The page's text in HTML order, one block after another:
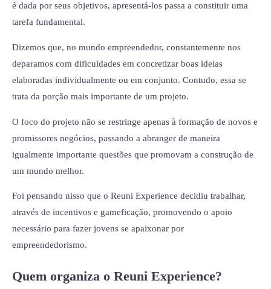
é dada por seus objetivos, apresentá-los passa a constituir uma
tarefa fundamental.
Dizemos que, no mundo empreendedor, constantemente nos
deparamos com dificuldades em concretizar boas ideias
elaboradas individualmente ou em conjunto. Contudo, essa se
trata da porção mais importante de um projeto.
O foco do projeto não se restringe apenas à formação de novos e
promissores negócios, passando a abranger de maneira
igualmente importante questões que promovam a construção de
um mundo melhor.
Foi pensando nisso que o Reuni Experience decidiu trabalhar,
através de incentivos e gameficação, promovendo o apoio
necessário para fazer jovens se apaixonar por
empreendedorismo.
Quem organiza o Reuni Experience?